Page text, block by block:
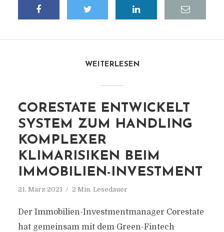
WEITERLESEN
CORESTATE ENTWICKELT
SYSTEM ZUM HANDLING
KOMPLEXER
KLIMARISIKEN BEIM
IMMOBILIEN-INVESTMENT
21. März 2021 2 Min. Lesedauer
Der Immobilien-Investmentmanager Corestate
hat gemeinsam mit dem Green-Fintech